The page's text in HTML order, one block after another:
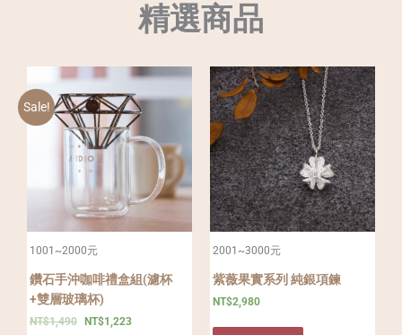
精選商品
Sale!
1001~2000元
鑽石手沖咖啡禮盒組(濾杯
+雙層玻璃杯)
NT$1,490 NT$1,223
2001~3000元
紫薇果實系列 純銀項鍊
NT$2,980